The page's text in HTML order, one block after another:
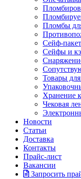
Пломбы
Сейф-
Сейфы и
Товары
Хранение
Чековая
Новости
Статьи
Доставка
Контакты
Прайс-лист
Вакансии
Запросить